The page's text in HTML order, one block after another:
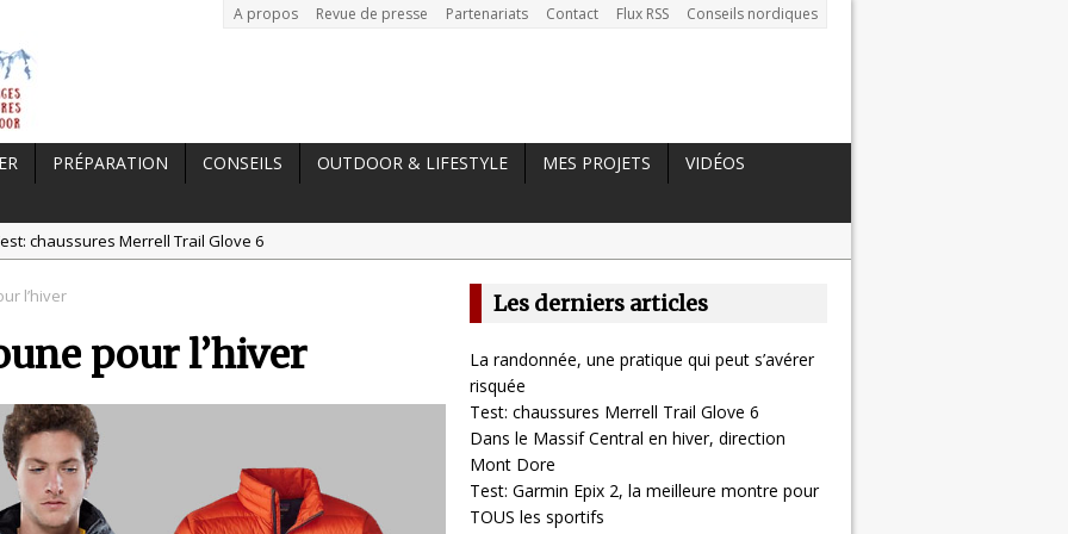
A propos Revue de presse Partenariats Contact Flux RSS Conseils nordiques
PRÉPARATION CONSEILS OUTDOOR & LIFESTYLE MES PROJETS
VIDÉOS
chaussures Merrell Trail Glove 6
Garmin Epix 2, la meilleure montre pour TOUS les sportifs
chaussures de running Altra Rivera 2
La randonnée, une pratique qui peut s’avérer risquée
l’hiver
pour l’hiver
Les derniers articles
La randonnée, une pratique qui peut s’avérer
risquée
Test: chaussures Merrell Trail Glove 6
Dans le Massif Central en hiver, direction
Mont Dore
Test: Garmin Epix 2, la meilleure montre pour
TOUS les sportifs